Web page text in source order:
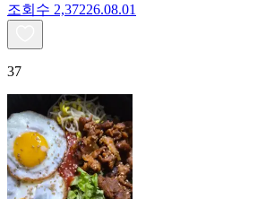
조회수 2,37226.08.01
37